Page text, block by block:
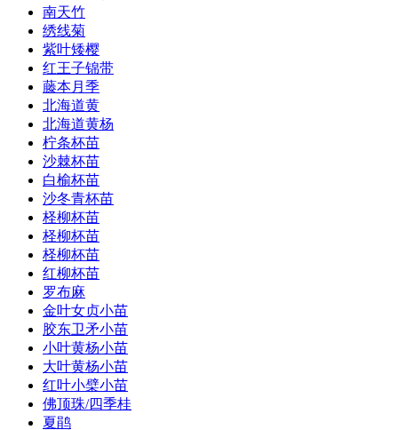
南天竹
绣线菊
紫叶矮樱
红王子锦带
藤本月季
北海道黄
北海道黄杨
柠条杯苗
沙棘杯苗
白榆杯苗
沙冬青杯苗
柽柳杯苗
柽柳杯苗
柽柳杯苗
红柳杯苗
罗布麻
金叶女贞小苗
胶东卫矛小苗
小叶黄杨小苗
大叶黄杨小苗
红叶小檗小苗
佛顶珠/四季桂
夏鹃